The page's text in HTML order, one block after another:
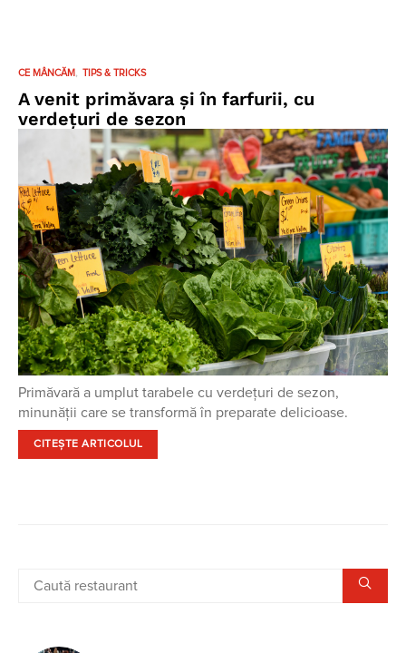
CE MÂNCĂM TIPS & TRICKS
A venit primăvara și în farfurii, cu
verdețuri de sezon
Primăvară a umplut tarabele cu verdețuri de sezon,
minunății care se transformă în preparate delicioase.
CITEȘTE ARTICOLUL